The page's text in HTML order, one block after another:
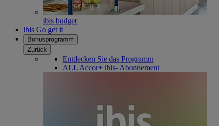
ibis budget
ibis Go get it
Bonusprogramm
Zurück
Entdecken Sie das Programm
ALL Accor+ ibis- Abonnement